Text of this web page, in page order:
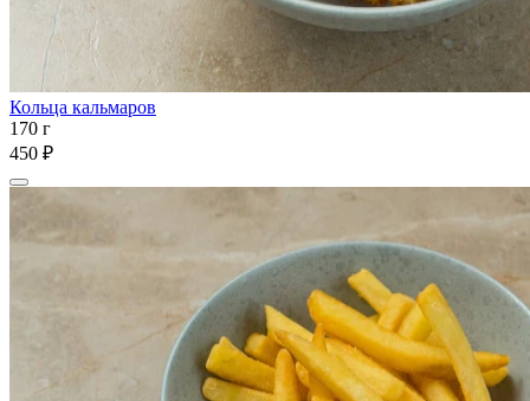
Кольца кальмаров
170 г
450 ₽